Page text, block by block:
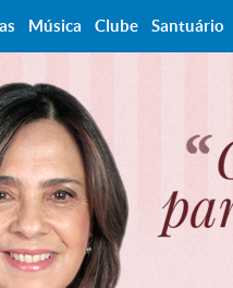
Música Clube Santuário